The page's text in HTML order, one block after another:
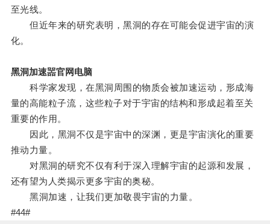
至光线。
但近年来的研究表明，黑洞的存在可能会促进宇宙的演
化。
黑洞加速噐官网电脑
科学家发现，在黑洞周围的物质会被加速运动，形成海
量的高能粒子流，这些粒子对于宇宙的结构和形成起着至关
重要的作用。
因此，黑洞不仅是宇宙中的深渊，更是宇宙演化的重要
推动力量。
对黑洞的研究不仅有利于深入理解宇宙的起源和发展，
还有望为人类揭示更多宇宙的奥秘。
黑洞加速，让我们更加敬畏宇宙的力量。
#44#